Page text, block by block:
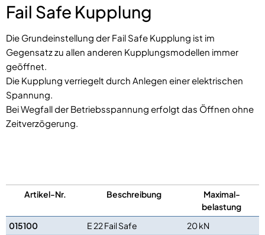
Fail Safe Kupplung
Die Grundeinstellung der Fail Safe Kupplung ist im
Gegensatz zu allen anderen Kupplungsmodellen immer
geöffnet.
Die Kupplung verriegelt durch Anlegen einer elektrischen
Spannung.
Bei Wegfall der Betriebsspannung erfolgt das Öffnen ohne
Zeitverzögerung.
Artikel-Nr. Beschreibung
Maximal-
belastung
015100
E 22 Fail Safe 20 kN